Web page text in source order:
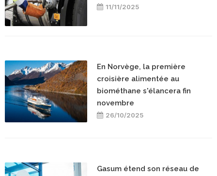
11/11/2025
En Norvège, la première
croisière alimentée au
biométhane s'élancera fin
novembre
26/10/2025
Gasum étend son réseau de